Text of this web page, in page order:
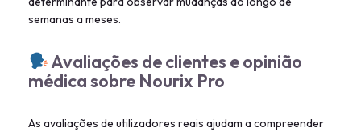
semanas a meses.
Avaliações de clientes e opinião
médica sobre Nourix Pro
As avaliações de utilizadores reais ajudam a compreender